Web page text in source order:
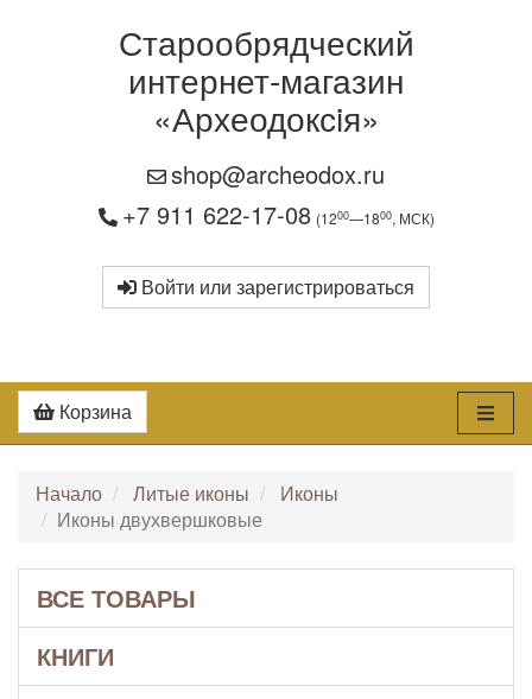
Старообрядческий
интернет-магазин
«Археодоксiя»
shop@archeodox.ru
+7 911 622-17-08 (1200—1800, МСК)
Войти или зарегистрироваться
Корзина
Начало Литые иконы
Иконы
Иконы двухвершковые
ВСЕ ТОВАРЫ
КНИГИ